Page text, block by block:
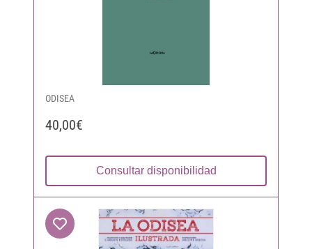
ODISEA
40,00€
Consultar disponibilidad